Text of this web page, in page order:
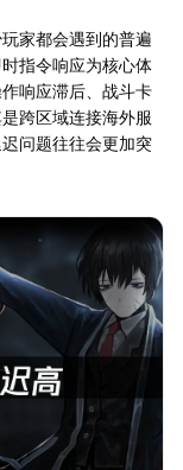
家都会遇到的普遍
指令响应为核心体
响应滞后、战斗卡
跨区域连接海外服
问题往往会更加突